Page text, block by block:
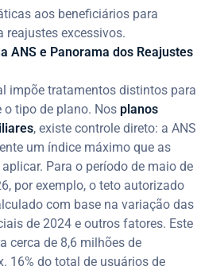
aos beneficiários para
reajustes excessivos.
ANS e Panorama dos Reajustes
impõe tratamentos distintos para
tipo de plano. Nos planos
, existe controle direto: a ANS
um índice máximo que as
Para o período de maio de
por exemplo, o teto autorizado
com base na variação das
de 2024 e outros fatores. Este
cerca de 8,6 milhões de
16% do total de usuários de